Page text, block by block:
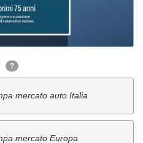
?
mercato auto Italia
mercato Europa